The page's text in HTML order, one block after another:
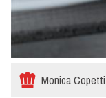
Monica Copetti